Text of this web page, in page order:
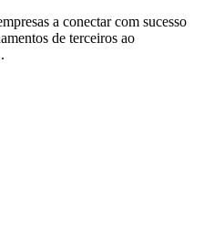
a conectar com sucesso
de terceiros ao